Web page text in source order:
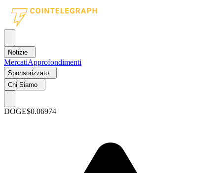
Notizie
MercatiApprofondimenti
Sponsorizzato
Chi Siamo
DOGE$0.06974